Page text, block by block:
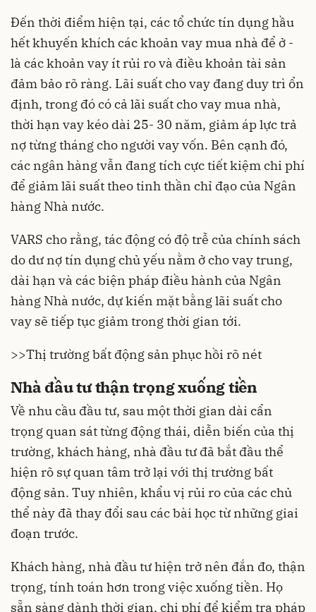
Đến thời điểm hiện tại, các tổ chức tín dụng hầu
hết khuyến khích các khoản vay mua nhà để ở -
là các khoản vay ít rủi ro và điều khoản tài sản
đảm bảo rõ ràng. Lãi suất cho vay đang duy trì ổn
định, trong đó có cả lãi suất cho vay mua nhà,
thời hạn vay kéo dài 25- 30 năm, giảm áp lực trả
nợ từng tháng cho người vay vốn. Bên cạnh đó,
các ngân hàng vẫn đang tích cực tiết kiệm chi phí
để giảm lãi suất theo tinh thần chỉ đạo của Ngân
hàng Nhà nước.
VARS cho rằng, tác động có độ trễ của chính sách
do dư nợ tín dụng chủ yếu nằm ở cho vay trung,
dài hạn và các biện pháp điều hành của Ngân
hàng Nhà nước, dự kiến mặt bằng lãi suất cho
vay sẽ tiếp tục giảm trong thời gian tới.
>>Thị trường bất động sản phục hồi rõ nét
Nhà đầu tư thận trọng xuống tiền
Về nhu cầu đầu tư, sau một thời gian dài cẩn
trọng quan sát từng động thái, diễn biến của thị
trường, khách hàng, nhà đầu tư đã bắt đầu thể
hiện rõ sự quan tâm trở lại với thị trường bất
động sản. Tuy nhiên, khẩu vị rủi ro của các chủ
thể này đã thay đổi sau các bài học từ những giai
đoạn trước.
Khách hàng, nhà đầu tư hiện trở nên đắn đo, thận
trọng, tính toán hơn trong việc xuống tiền. Họ
sẵn sàng dành thời gian, chi phí để kiểm tra pháp